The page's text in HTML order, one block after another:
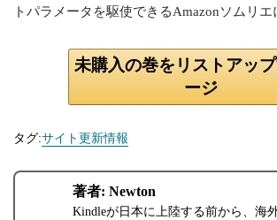
トパラメータを駆使できるAmazonソムリエ
未購入の巻をリストアッ
ージ
タグ:サイト更新情報
著者: Newton
Kindleが日本に上陸する前から、海